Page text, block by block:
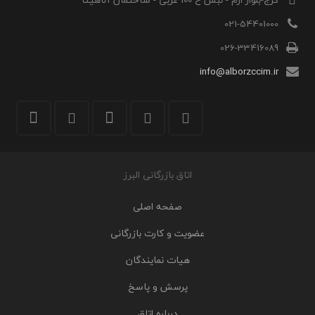
021-54401000
026-33416089
info@alborzccim.ir
اتاق بازرگانی البرز
صفحه اصلی
عضویت و کارت بازرگانی
هیات نمایندگان
پرسش و پاسخ